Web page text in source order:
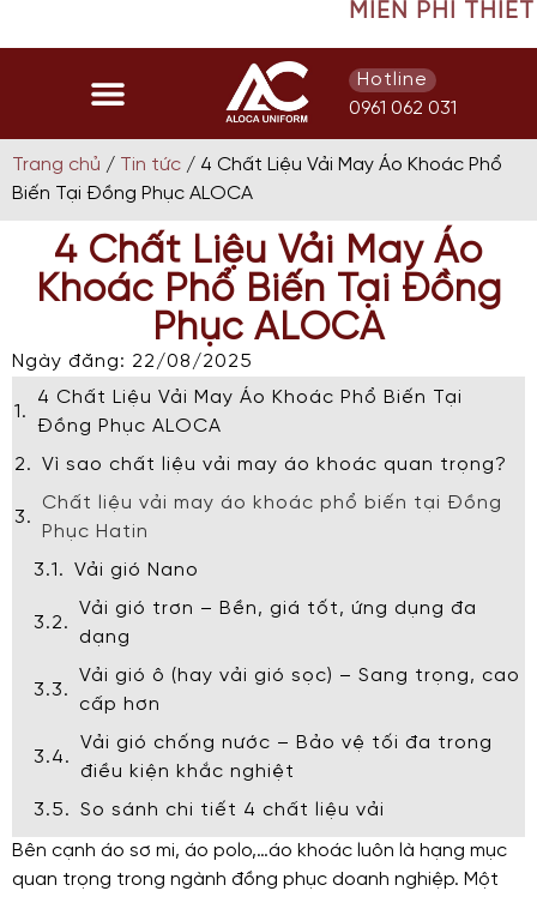
MIỄN PHÍ THIẾT KẾ ÁO
Hotline
0961 062 031
Trang chủ / Tin tức / 4 Chất Liệu Vải May Áo Khoác Phổ
Biến Tại Đồng Phục ALOCA
4 Chất Liệu Vải May Áo
Khoác Phổ Biến Tại Đồng
Phục ALOCA
Ngày đăng: 22/08/2025
4 Chất Liệu Vải May Áo Khoác Phổ Biến Tại
Đồng Phục ALOCA
Vì sao chất liệu vải may áo khoác quan trọng?
Chất liệu vải may áo khoác phổ biến tại Đồng
Phục Hatin
Vải gió Nano
Vải gió trơn – Bền, giá tốt, ứng dụng đa
dạng
Vải gió ô (hay vải gió sọc) – Sang trọng, cao
cấp hơn
Vải gió chống nước – Bảo vệ tối đa trong
điều kiện khắc nghiệt
So sánh chi tiết 4 chất liệu vải
Bên cạnh áo sơ mi, áo polo,…áo khoác luôn là hạng mục
quan trọng trong ngành đồng phục doanh nghiệp. Một